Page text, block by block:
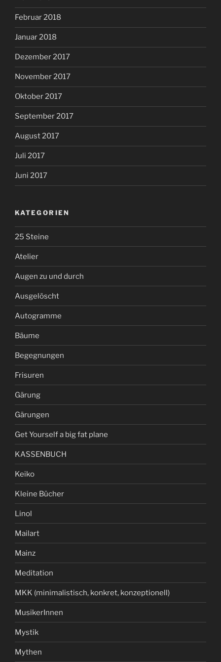
Februar 2018
Januar 2018
Dezember 2017
November 2017
Oktober 2017
September 2017
August 2017
Juli 2017
Juni 2017
KATEGORIEN
25 Steine
Atelier
Augen zu und durch
Ausgelöscht
Autogramme
Bäume
Begegnungen
Frisuren
Gärung
Gärungen
Get Yourself a big fat plane
KASSENBUCH
Keiko
Kleine Bücher
Linol
Mailart
Mainz
Meditation
MKK (minimalistisch, konkret, konzeptionell)
MusikerInnen
Mystik
Mythen